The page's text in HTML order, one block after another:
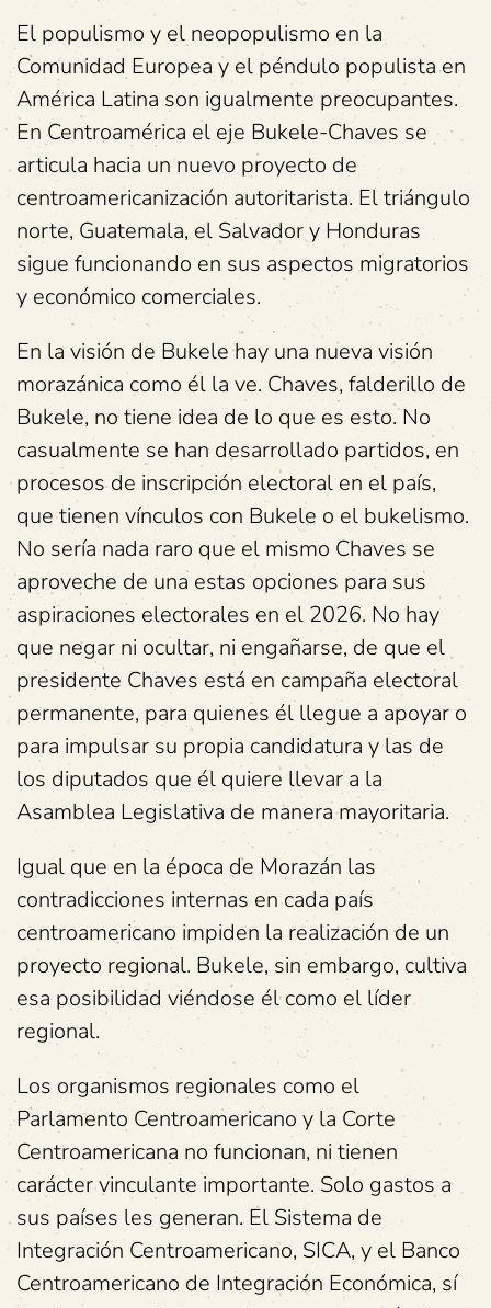
El populismo y el neopopulismo en la
Comunidad Europea y el péndulo populista en
América Latina son igualmente preocupantes.
En Centroamérica el eje Bukele-Chaves se
articula hacia un nuevo proyecto de
centroamericanización autoritarista. El triángulo
norte, Guatemala, el Salvador y Honduras
sigue funcionando en sus aspectos migratorios
y económico comerciales.
En la visión de Bukele hay una nueva visión
morazánica como él la ve. Chaves, falderillo de
Bukele, no tiene idea de lo que es esto. No
casualmente se han desarrollado partidos, en
procesos de inscripción electoral en el país,
que tienen vínculos con Bukele o el bukelismo.
No sería nada raro que el mismo Chaves se
aproveche de una estas opciones para sus
aspiraciones electorales en el 2026. No hay
que negar ni ocultar, ni engañarse, de que el
presidente Chaves está en campaña electoral
permanente, para quienes él llegue a apoyar o
para impulsar su propia candidatura y las de
los diputados que él quiere llevar a la
Asamblea Legislativa de manera mayoritaria.
Igual que en la época de Morazán las
contradicciones internas en cada país
centroamericano impiden la realización de un
proyecto regional. Bukele, sin embargo, cultiva
esa posibilidad viéndose él como el líder
regional.
Los organismos regionales como el
Parlamento Centroamericano y la Corte
Centroamericana no funcionan, ni tienen
carácter vinculante importante. Solo gastos a
sus países les generan. El Sistema de
Integración Centroamericano, SICA, y el Banco
Centroamericano de Integración Económica, sí